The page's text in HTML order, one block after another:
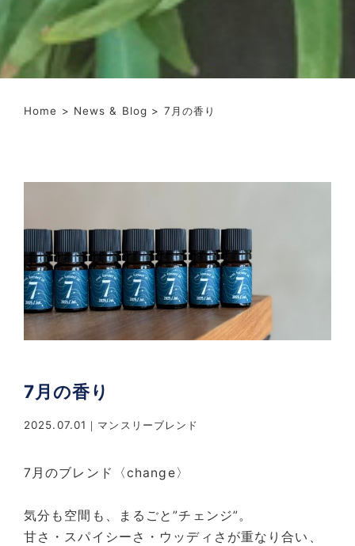
Home > News & Blog > 7月の香り
7月の香り
2025.07.01 マンスリーブレンド
7月のブレンド〈change〉
気分も空間も、まるごと”チェンジ”。
甘さ・スパイシーさ・ウッディさが重なり合い、